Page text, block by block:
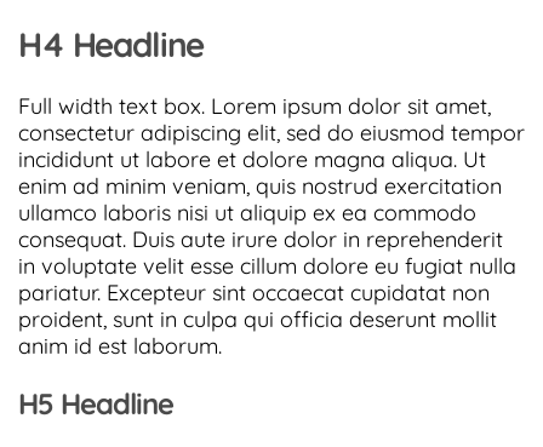
H4 Headline
Full width text box. Lorem ipsum dolor sit amet,
consectetur adipiscing elit, sed do eiusmod tempor
incididunt ut labore et dolore magna aliqua. Ut
enim ad minim veniam, quis nostrud exercitation
ullamco laboris nisi ut aliquip ex ea commodo
consequat. Duis aute irure dolor in reprehenderit
in voluptate velit esse cillum dolore eu fugiat nulla
pariatur. Excepteur sint occaecat cupidatat non
proident, sunt in culpa qui officia deserunt mollit
anim id est laborum.
H5 Headline